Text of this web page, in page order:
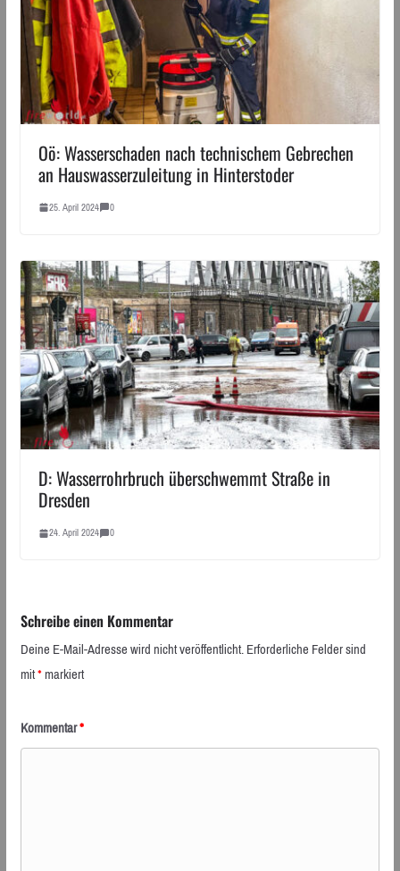
Oö: Wasserschaden nach technischem Gebrechen
an Hauswasserzuleitung in Hinterstoder
25. April 2024 0
D: Wasserrohrbruch überschwemmt Straße in
Dresden
24. April 2024 0
Schreibe einen Kommentar
Deine E-Mail-Adresse wird nicht veröffentlicht.Erforderliche Felder sind
mit*markiert
Kommentar*